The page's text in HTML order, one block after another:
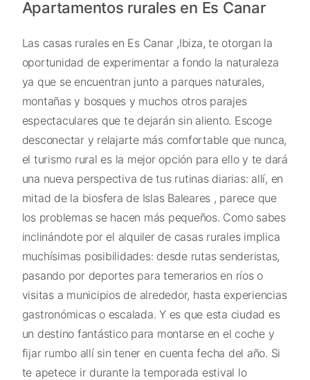
Apartamentos rurales en Es Canar
Las casas rurales en Es Canar ,Ibiza, te otorgan la
oportunidad de experimentar a fondo la naturaleza
ya que se encuentran junto a parques naturales,
montañas y bosques y muchos otros parajes
espectaculares que te dejarán sin aliento. Escoge
desconectar y relajarte más comfortable que nunca,
el turismo rural es la mejor opción para ello y te dará
una nueva perspectiva de tus rutinas diarias: allí, en
mitad de la biosfera de Islas Baleares , parece que
los problemas se hacen más pequeños. Como sabes
inclinándote por el alquiler de casas rurales implica
muchísimas posibilidades: desde rutas senderistas,
pasando por deportes para temerarios en ríos o
visitas a municipios de alrededor, hasta experiencias
gastronómicas o escalada. Y es que esta ciudad es
un destino fantástico para montarse en el coche y
fijar rumbo allí sin tener en cuenta fecha del año. Si
te apetece ir durante la temporada estival lo